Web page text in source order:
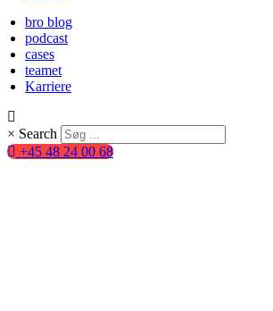
bro blog
podcast
cases
teamet
Karriere
× Search
+45 48 24 00 68